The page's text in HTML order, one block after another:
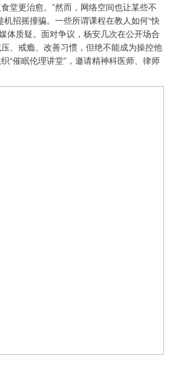
堂更治愈。”然而，网络空间也让某些不
机招摇撞骗。一些所谓课程在教人如何“快
体质疑。面对争议，杨安几次在公开场合
、戒瘾、改善习惯，但绝不能成为操控他
“催眠伦理讲堂”，邀请精神科医师、律师